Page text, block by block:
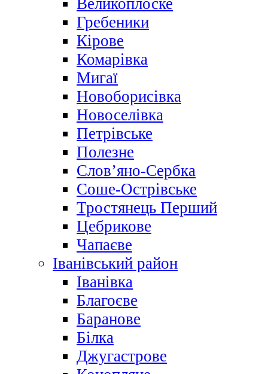
Великоплоске
Гребеники
Кірове
Комарівка
Мигаї
Новоборисівка
Новоселівка
Петрівське
Полезне
Слов’яно-Сербка
Соше-Острівське
Тростянець Перший
Цебрикове
Чапаєве
Іванівський район
Іванівка
Благоєве
Баранове
Білка
Джугастрове